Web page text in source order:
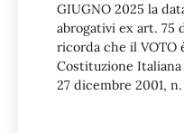
GIUGNO 2025 la
abrogativi ex art. 75
ricorda che il VOTO
Costituzione Italiana
27 dicembre 2001,